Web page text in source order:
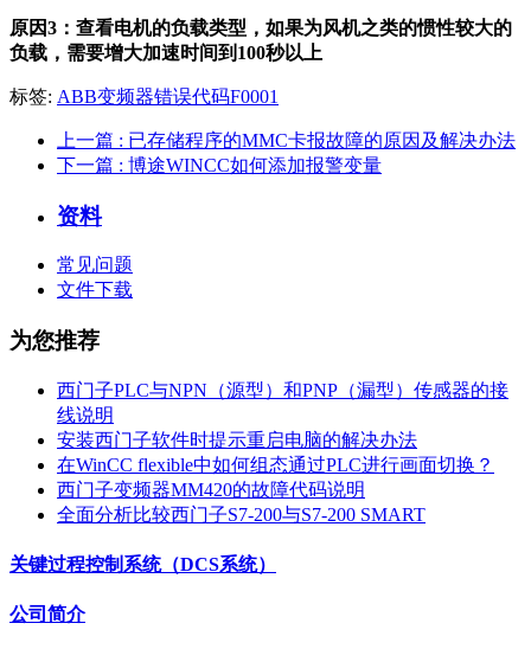
原因3：查看电机的负载类型，如果为风机之类的惯性较大的
负载，需要增大加速时间到100秒以上
标签: ABB变频器错误代码F0001
上一篇 : 已存储程序的MMC卡报故障的原因及解决办法
下一篇 : 博途WINCC如何添加报警变量
资料
常见问题
文件下载
为您推荐
西门子PLC与NPN（源型）和PNP（漏型）传感器的接
线说明
安装西门子软件时提示重启电脑的解决办法
在WinCC flexible中如何组态通过PLC进行画面切换？
西门子变频器MM420的故障代码说明
全面分析比较西门子S7-200与S7-200 SMART
关键过程控制系统（DCS系统）
公司简介